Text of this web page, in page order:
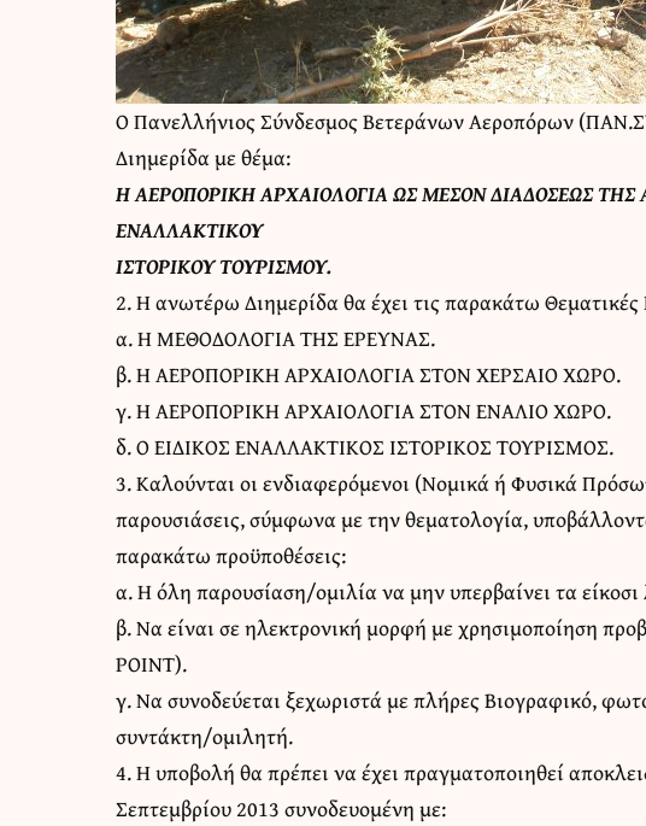
Ο Πανελλήνιος Σύνδεσμος Βετεράνων Αεροπόρων
Διημερίδα με θέμα:
Η ΑΕΡΟΠΟΡΙΚΗ ΑΡΧΑΙΟΛΟΓΙΑ ΩΣ ΜΕΣΟΝ ΔΙΑΔΟΣΕΩΣ ΤΗΣ
ΕΝΑΛΛΑΚΤΙΚΟΥ
ΙΣΤΟΡΙΚΟΥ ΤΟΥΡΙΣΜΟΥ.
2. Η ανωτέρω Διημερίδα θα έχει τις παρακάτω
α. Η ΜΕΘΟΔΟΛΟΓΙΑ ΤΗΣ ΕΡΕΥΝΑΣ.
β. Η ΑΕΡΟΠΟΡΙΚΗ ΑΡΧΑΙΟΛΟΓΙΑ ΣΤΟΝ ΧΕΡΣΑΙΟ ΧΩΡΟ.
γ. Η ΑΕΡΟΠΟΡΙΚΗ ΑΡΧΑΙΟΛΟΓΙΑ ΣΤΟΝ ΕΝΑΛΙΟ ΧΩΡΟ.
δ. Ο ΕΙΔΙΚΟΣ ΕΝΑΛΛΑΚΤΙΚΟΣ ΙΣΤΟΡΙΚΟΣ ΤΟΥΡΙΣΜΟΣ.
3. Καλούνται οι ενδιαφερόμενοι (Νομικά ή Φυσικά
παρουσιάσεις, σύμφωνα με την θεματολογία,
παρακάτω προϋποθέσεις:
α. Η όλη παρουσίαση/ομιλία να μην υπερβαίνει τα
β. Να είναι σε ηλεκτρονική μορφή με χρησιμοποίηση
POINT).
γ. Να συνοδεύεται ξεχωριστά με πλήρες Βιογραφικό,
συντάκτη/ομιλητή.
4. Η υποβολή θα πρέπει να έχει πραγματοποιηθεί
Σεπτεμβρίου 2013 συνοδευομένη με: